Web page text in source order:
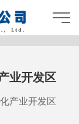
业开发区
产业开发区